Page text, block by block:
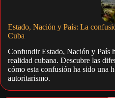
Estado, Nación y País: La
Cuba
Confundir Estado, Nación y País
realidad cubana. Descubre las
cómo esta confusión ha sido una
autoritarismo.